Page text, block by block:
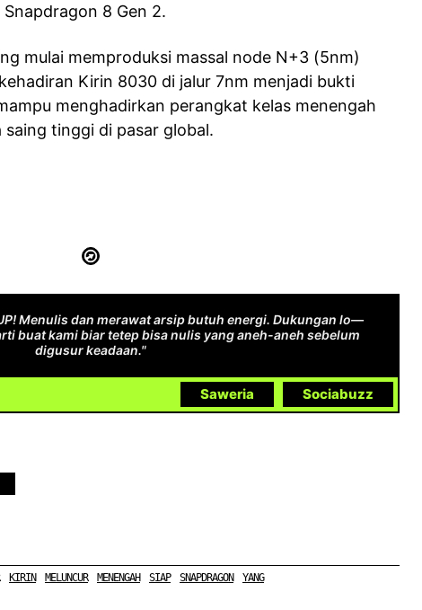
8 Gen 2.
mulai memproduksi massal node N+3 (5nm)
Kirin 8030 di jalur 7nm menjadi bukti
menghadirkan perangkat kelas menengah
tinggi di pasar global.
Menulis dan merawat arsip butuh energi. Dukungan lo—
buat kami biar tetep bisa nulis yang aneh-aneh sebelum
digusur keadaan."
Saweria Sociabuzz
KIRIN MELUNCUR MENENGAH SIAP SNAPDRAGON YANG